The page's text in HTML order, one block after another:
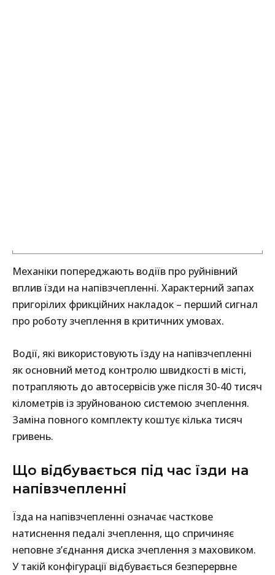
Механіки попереджають водіїв про руйнівний
вплив їзди на напівзчепленні. Характерний запах
пригорілих фрикційних накладок – перший сигнал
про роботу зчеплення в критичних умовах.
Водії, які використовують їзду на напівзчепленні
як основний метод контролю швидкості в місті,
потрапляють до автосервісів уже після 30-40 тисяч
кілометрів із зруйнованою системою зчеплення.
Заміна повного комплекту коштує кілька тисяч
гривень.
Що відбувається під час їзди на
напівзчепленні
Їзда на напівзчепленні означає часткове
натиснення педалі зчеплення, що спричиняє
неповне з’єднання диска зчеплення з маховиком.
У такій конфігурації відбувається безперервне